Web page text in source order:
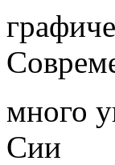
много
Сии